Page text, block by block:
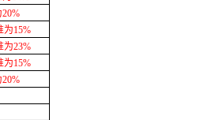
为15%
为23%
为15%